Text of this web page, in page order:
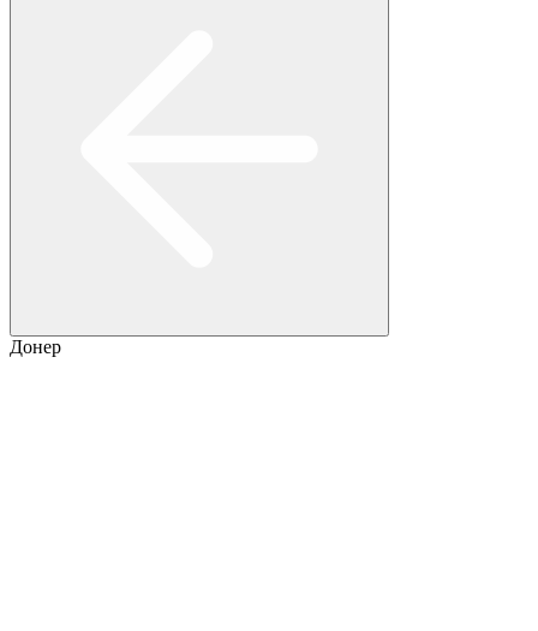
Донер